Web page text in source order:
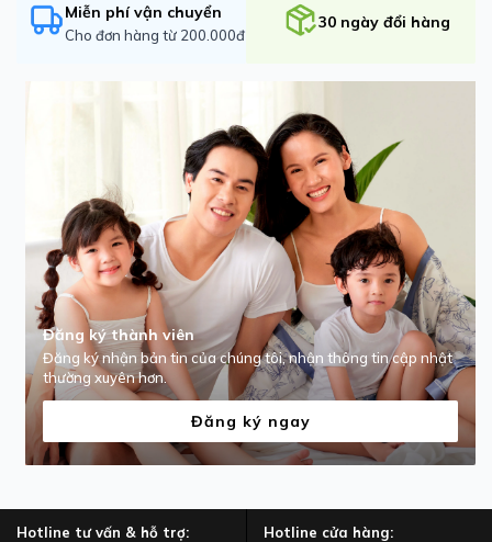
Miễn phí vận chuyển
Cho đơn hàng từ 200.000đ
30 ngày đổi hàng
Đăng ký thành viên
Đăng ký nhận bản tin của chúng tôi, nhận thông tin cập nhật
thường xuyên hơn.
Đăng ký ngay
Hotline tư vấn & hỗ trợ:
Hotline cửa hàng: